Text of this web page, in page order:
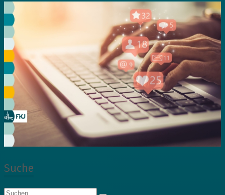
Suche
Suche